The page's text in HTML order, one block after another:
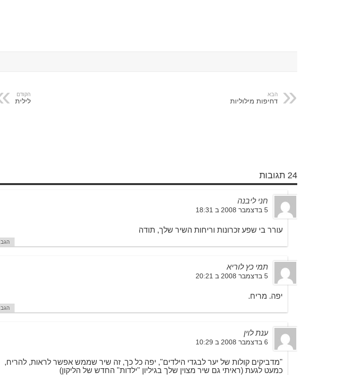
הקודם
לילית
הבא
דחיפות מילוליות
24 תגובות
חני ליבנה
5 בדצמבר 2008 ב 18:31
עורר בי שפע זכרונות וריחות השיר שלך, תודה
הגב
תמי כץ לוריא
5 בדצמבר 2008 ב 20:21
יפה. מריח.
הגב
ענת לוין
6 בדצמבר 2008 ב 10:29
"מדביקים קולות של יער לבגדי הילדים", יפה כל כך, זה שיר שממש אפשר לראות, להריח,
כמעט לגעת (ראיתי גם שיר מצוין שלך בגיליון "ילדות" החדש של הליקון)